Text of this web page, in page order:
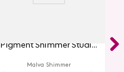
Pigment Shimmer Studio
Malva Shimmer